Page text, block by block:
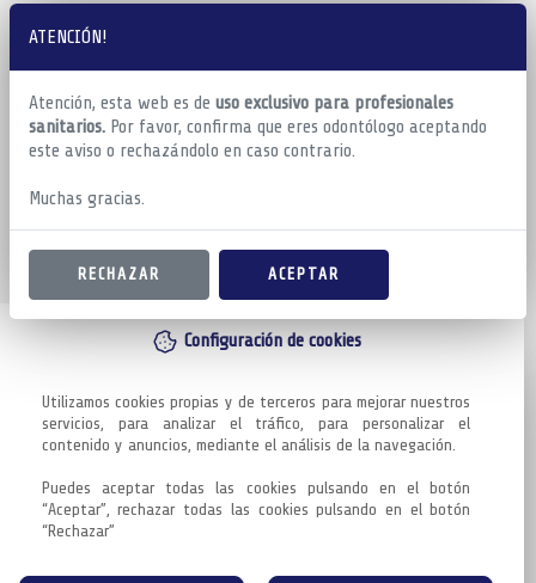
ATENCIÓN!
Atención, esta web es de uso exclusivo para profesionales
sanitarios. Por favor, confirma que eres odontólogo aceptando
este aviso o rechazándolo en caso contrario.
Muchas gracias.
RECHAZAR ACEPTAR
Configuración de cookies
Utilizamos cookies propias y de terceros para mejorar nuestros
servicios, para analizar el tráfico, para personalizar el
contenido y anuncios, mediante el análisis de la navegación.
Puedes aceptar todas las cookies pulsando en el botón
“Aceptar”, rechazar todas las cookies pulsando en el botón
“Rechazar”